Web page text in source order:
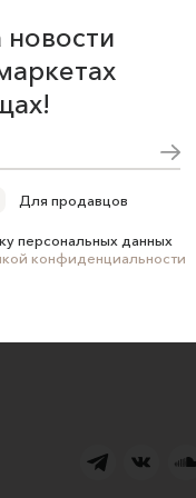
из муслина
Kabuba
Для продавцов
персональных данных
конфиденциальности